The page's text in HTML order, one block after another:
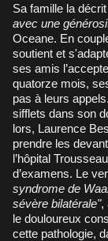
Sa famille la
avec une
Oceane. En
soutient et
ses amis
quatorze mois,
pas à leurs
sifflets dans son
lors, Laurence
prendre les
l’hôpital
d’examens. Le
syndrome de
sévère bilatérale",
le douloureux
cette pathologie,